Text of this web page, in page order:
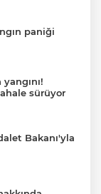
paniği
sürüyor
Bakanı'yla